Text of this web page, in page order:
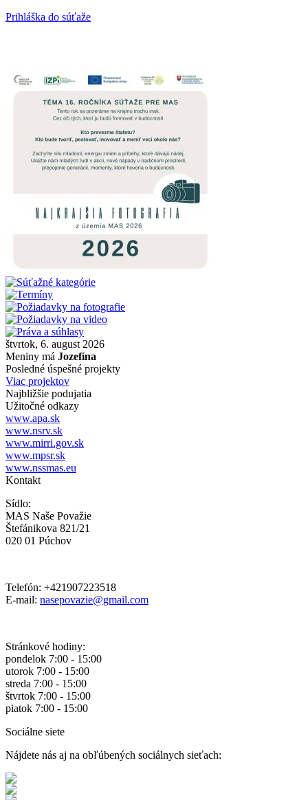
Prihláška do súťaže
štvrtok, 6. august 2026
Meniny má Jozefína
Posledné úspešné projekty
Viac projektov
Najbližšie podujatia
Užitočné odkazy
www.apa.sk
www.nsrv.sk
www.mirri.gov.sk
www.mpsr.sk
www.nssmas.eu
Kontakt
Sídlo:
MAS Naše Považie
Štefánikova 821/21
020 01 Púchov
Telefón: +421907223518
E-mail: nasepovazie@gmail.com
Stránkové hodiny:
pondelok 7:00 - 15:00
utorok 7:00 - 15:00
streda 7:00 - 15:00
štvrtok 7:00 - 15:00
piatok 7:00 - 15:00
Sociálne siete
Nájdete nás aj na obľúbených sociálnych sieťach: